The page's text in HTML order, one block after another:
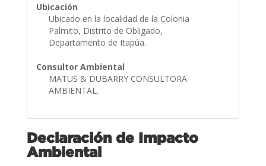
Ubicación
Ubicado en la localidad de la Colonia
Palmito, Distrito de Obligado,
Departamento de Itapúa.
Consultor Ambiental
MATUS & DUBARRY CONSULTORA
AMBIENTAL.
Declaración de Impacto
Ambiental